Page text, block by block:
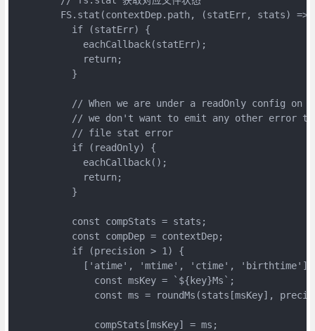
FS.stat(contextDep.path, (statErr, stats) =>
          if (statErr) {
            eachCallback(statErr);
            return;
          }
// When we are under a readOnly config on
// we don't want to emit any other error
          // file stat error
          if (readOnly) {
            eachCallback();
            return;
          }
          const compStats = stats;
          const compDep = contextDep;
          if (precision > 1) {
['atime', 'mtime', 'ctime',
              const msKey = `${key}Ms`;
const ms = roundMs(stats[msKey],
              compStats[msKey] = ms;